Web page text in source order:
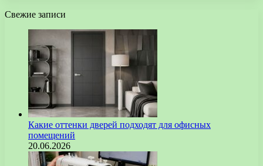
Свежие записи
Какие оттенки дверей подходят для офисных
помещений
20.06.2026